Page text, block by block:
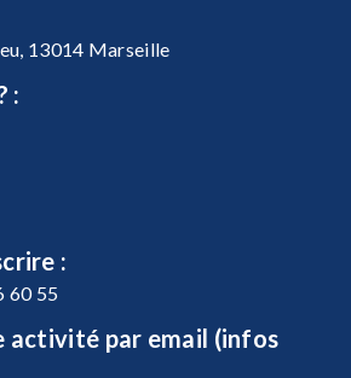
13014 Marseille
:
:
60 55
activité par email (infos